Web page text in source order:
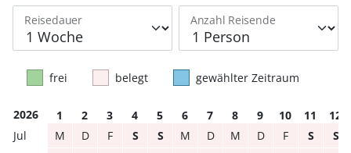
Reisedauer Anzahl Reisende
frei belegt gewählter Zeitraum
2026 1 2 3 4 5 6 7 8 9 10 11
12
M
D F S S M D M D F S
S